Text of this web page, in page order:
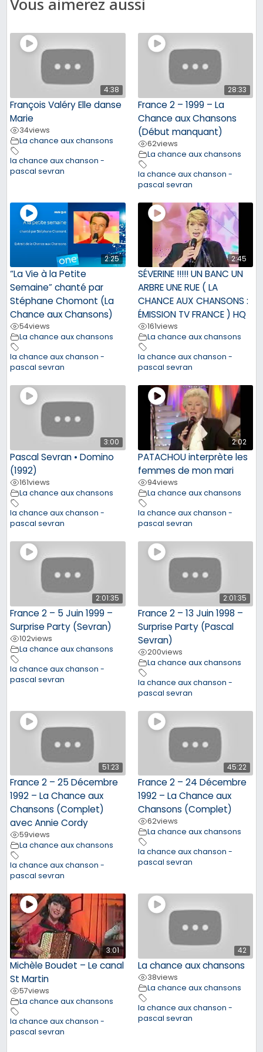
4:38
François Valéry Elle danse
Marie
34views
La chance aux chansons
la chance aux chanson -
pascal sevran
28:33
France 2 – 1999 – La
Chance aux Chansons
(Début manquant)
62views
La chance aux chansons
la chance aux chanson -
pascal sevran
2:25
“La Vie à la Petite
Semaine” chanté par
Stéphane Chomont (La
Chance aux Chansons)
54views
La chance aux chansons
la chance aux chanson -
pascal sevran
2:45
SÉVERINE !!!!! UN BANC UN
ARBRE UNE RUE ( LA
CHANCE AUX CHANSONS :
ÉMISSION TV FRANCE ) HQ
161views
La chance aux chansons
la chance aux chanson -
pascal sevran
3:00
Pascal Sevran • Domino
(1992)
161views
La chance aux chansons
la chance aux chanson -
pascal sevran
2:02
PATACHOU interprète les
femmes de mon mari
94views
La chance aux chansons
la chance aux chanson -
pascal sevran
2:01:35
France 2 – 5 Juin 1999 –
Surprise Party (Sevran)
102views
La chance aux chansons
la chance aux chanson -
pascal sevran
2:01:35
France 2 – 13 Juin 1998 –
Surprise Party (Pascal
Sevran)
200views
La chance aux chansons
la chance aux chanson -
pascal sevran
51:23
France 2 – 25 Décembre
1992 – La Chance aux
Chansons (Complet)
avec Annie Cordy
59views
La chance aux chansons
la chance aux chanson -
pascal sevran
45:22
France 2 – 24 Décembre
1992 – La Chance aux
Chansons (Complet)
62views
La chance aux chansons
la chance aux chanson -
pascal sevran
3:01
Michèle Boudet – Le canal
St Martin
57views
La chance aux chansons
la chance aux chanson -
pascal sevran
42
La chance aux chansons
38views
La chance aux chansons
la chance aux chanson -
pascal sevran